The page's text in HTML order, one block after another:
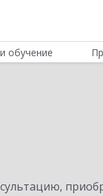
обучение